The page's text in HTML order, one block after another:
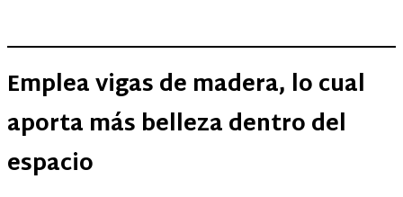
Emplea vigas de madera, lo cual
aporta más belleza dentro del
espacio